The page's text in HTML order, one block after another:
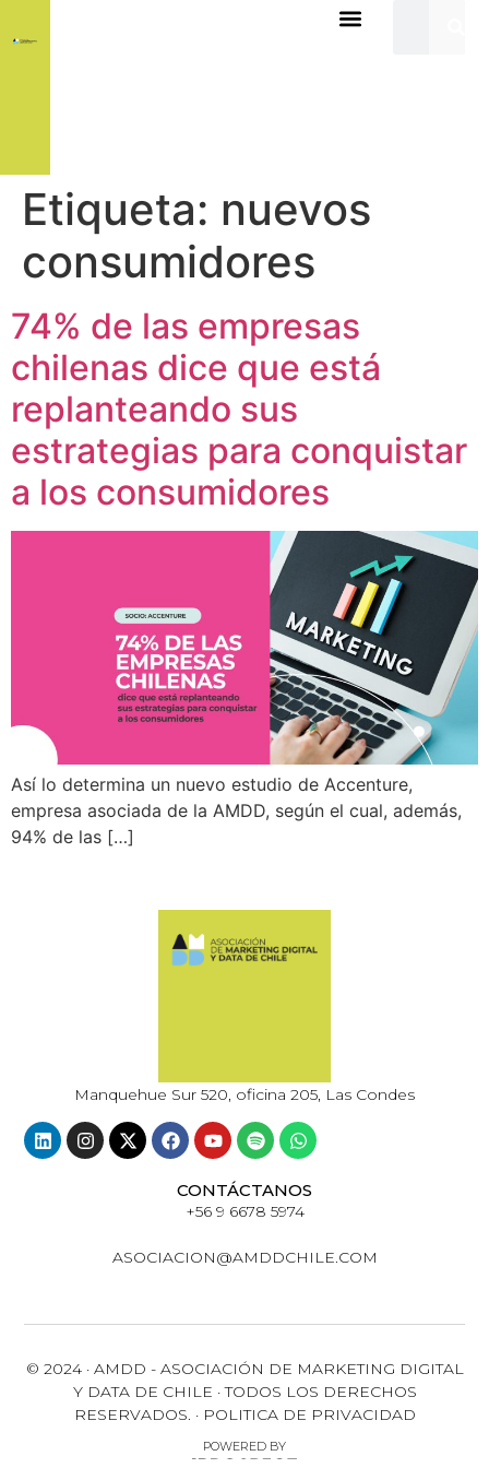
Etiqueta: nuevos
consumidores
74% de las empresas
chilenas dice que está
replanteando sus
estrategias para conquistar
a los consumidores
Así lo determina un nuevo estudio de Accenture,
empresa asociada de la AMDD, según el cual, además,
94% de las […]
Manquehue Sur 520, oficina 205, Las Condes
CONTÁCTANOS
+56 9 6678 5974
ASOCIACION@AMDDCHILE.COM
© 2024 · AMDD - ASOCIACIÓN DE MARKETING DIGITAL
Y DATA DE CHILE · TODOS LOS DERECHOS
RESERVADOS. · POLITICA DE PRIVACIDAD
POWERED BY